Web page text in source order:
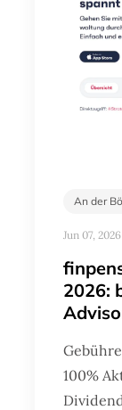
An der
Jun 07, 2026
2026:
100%